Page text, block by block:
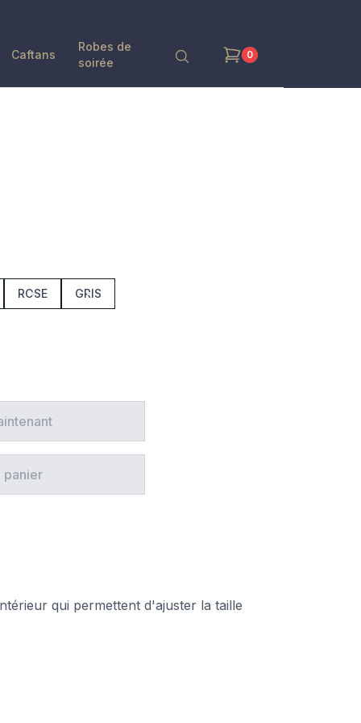
Caftans
Robes de
soirée
0
ROSE GRIS
panier
qui permettent d'ajuster la taille